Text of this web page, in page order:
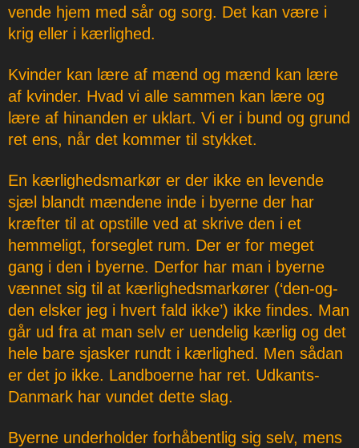
vende hjem med sår og sorg. Det kan være i
krig eller i kærlighed.
Kvinder kan lære af mænd og mænd kan lære
af kvinder. Hvad vi alle sammen kan lære og
lære af hinanden er uklart. Vi er i bund og grund
ret ens, når det kommer til stykket.
En kærlighedsmarkør er der ikke en levende
sjæl blandt mændene inde i byerne der har
kræfter til at opstille ved at skrive den i et
hemmeligt, forseglet rum. Der er for meget
gang i den i byerne. Derfor har man i byerne
vænnet sig til at kærlighedsmarkører (‘den-og-
den elsker jeg i hvert fald ikke’) ikke findes. Man
går ud fra at man selv er uendelig kærlig og det
hele bare sjasker rundt i kærlighed. Men sådan
er det jo ikke. Landboerne har ret. Udkants-
Danmark har vundet dette slag.
Byerne underholder forhåbentlig sig selv, mens